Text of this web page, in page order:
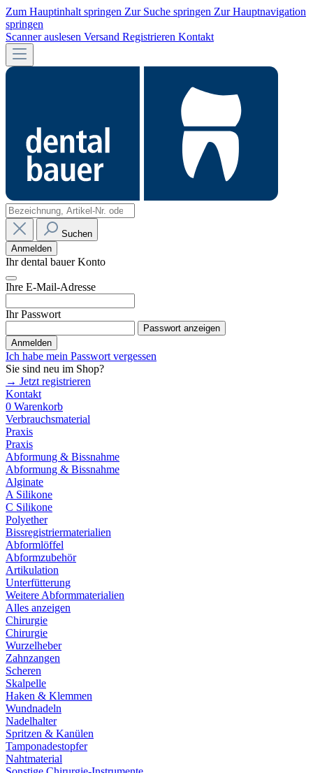
Zum Hauptinhalt springen Zur Suche springen Zur Hauptnavigation
springen
Scanner auslesen Versand Registrieren Kontakt
Suchen
Anmelden
Ihr dental bauer Konto
Ihre E-Mail-Adresse
Ihr Passwort
Passwort anzeigen
Anmelden
Ich habe mein Passwort vergessen
Sie sind neu im Shop?
→ Jetzt registrieren
Kontakt
0 Warenkorb
Verbrauchsmaterial
Praxis
Praxis
Abformung & Bissnahme
Abformung & Bissnahme
Alginate
A Silikone
C Silikone
Polyether
Bissregistriermaterialien
Abformlöffel
Abformzubehör
Artikulation
Unterfütterung
Weitere Abformmaterialien
Alles anzeigen
Chirurgie
Chirurgie
Wurzelheber
Zahnzangen
Scheren
Skalpelle
Haken & Klemmen
Wundnadeln
Nadelhalter
Spritzen & Kanülen
Tamponadestopfer
Nahtmaterial